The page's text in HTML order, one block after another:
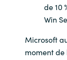
de 10
Win
Microsoft
moment